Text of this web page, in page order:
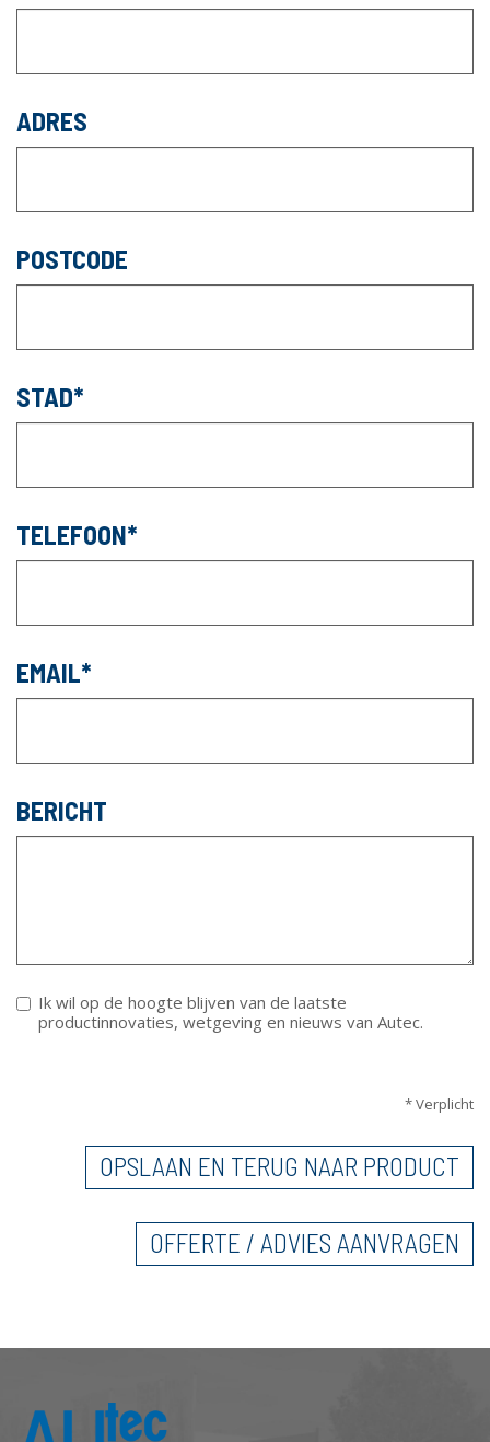
ADRES
POSTCODE
STAD
TELEFOON
EMAIL
BERICHT
Ik wil op de hoogte blijven van de laatste
productinnovaties, wetgeving en nieuws van Autec.
* Verplicht
OPSLAAN EN TERUG NAAR PRODUCT
OFFERTE / ADVIES AANVRAGEN